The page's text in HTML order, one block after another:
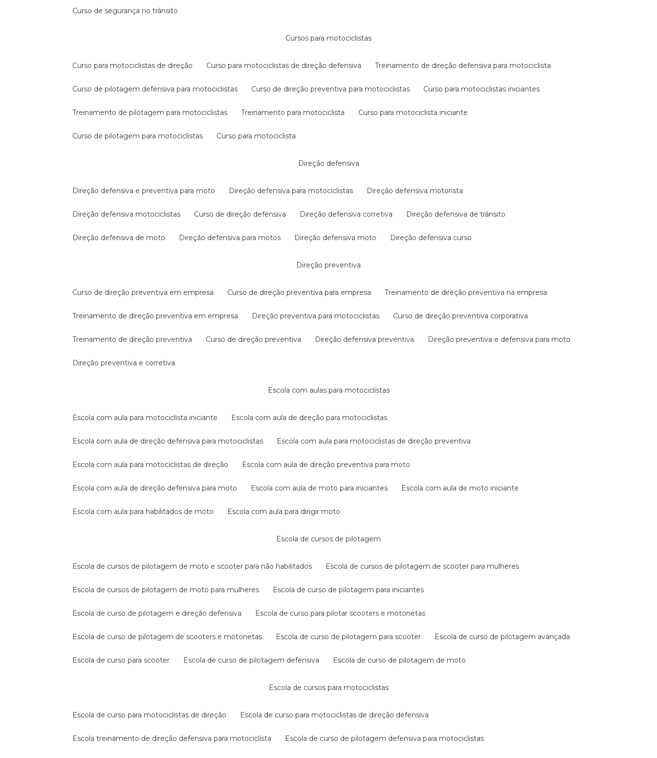
curso de segurança no trânsito
cursos para motociclistas
curso para motociclistas de direção curso para motociclistas de direção defensiva treinamento de direção defensiva para motociclista
curso de pilotagem defensiva para motociclistas curso de direção preventiva para motociclistas curso para motociclistas iniciantes
treinamento de pilotagem para motociclistas treinamento para motociclista curso para motociclista iniciante
curso de pilotagem para motociclistas curso para motociclista
direção defensiva
direção defensiva e preventiva para moto direção defensiva para motociclistas direção defensiva motorista
direção defensiva motociclistas curso de direção defensiva direção defensiva corretiva direção defensiva de trânsito
direção defensiva de moto direção defensiva para motos direção defensiva moto direção defensiva curso
direção preventiva
curso de direção preventiva em empresa curso de direção preventiva para empresa treinamento de direção preventiva na empresa
treinamento de direção preventiva em empresa direção preventiva para motociclistas curso de direção preventiva corporativa
treinamento de direção preventiva curso de direção preventiva direção defensiva preventiva direção preventiva e defensiva para moto
direção preventiva e corretiva
escola com aulas para motociclistas
escola com aula para motociclista iniciante escola com aula de direção para motociclistas
escola com aula de direção defensiva para motociclistas escola com aula para motociclistas de direção preventiva
escola com aula para motociclistas de direção escola com aula de direção preventiva para moto
escola com aula de direção defensiva para moto escola com aula de moto para iniciantes escola com aula de moto iniciante
escola com aula para habilitados de moto escola com aula para dirigir moto
escola de cursos de pilotagem
escola de cursos de pilotagem de moto e scooter para não habilitados escola de cursos de pilotagem de scooter para mulheres
escola de cursos de pilotagem de moto para mulheres escola de curso de pilotagem para iniciantes
escola de curso de pilotagem e direção defensiva escola de curso para pilotar scooters e motonetas
escola de curso de pilotagem de scooters e motonetas escola de curso de pilotagem para scooter escola de curso de pilotagem avançada
escola de curso para scooter escola de curso de pilotagem defensiva escola de curso de pilotagem de moto
escola de cursos para motociclistas
escola de curso para motociclistas de direção escola de curso para motociclistas de direção defensiva
escola treinamento de direção defensiva para motociclista escola de curso de pilotagem defensiva para motociclistas